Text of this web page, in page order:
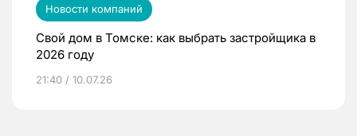
Новости компаний
Свой дом в Томске: как выбрать застройщика в
2026 году
21:40 / 10.07.26